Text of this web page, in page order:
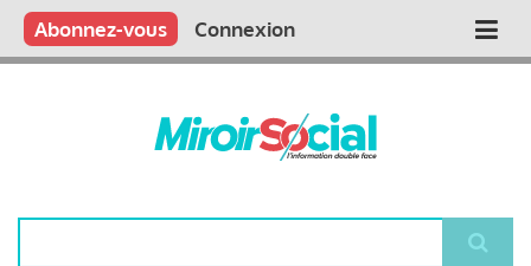
Aller
contenu
Main
Qui sommes nous ?
Vous publiez
Nous publions
Contactez-nous
Abonnez-vous Connexion